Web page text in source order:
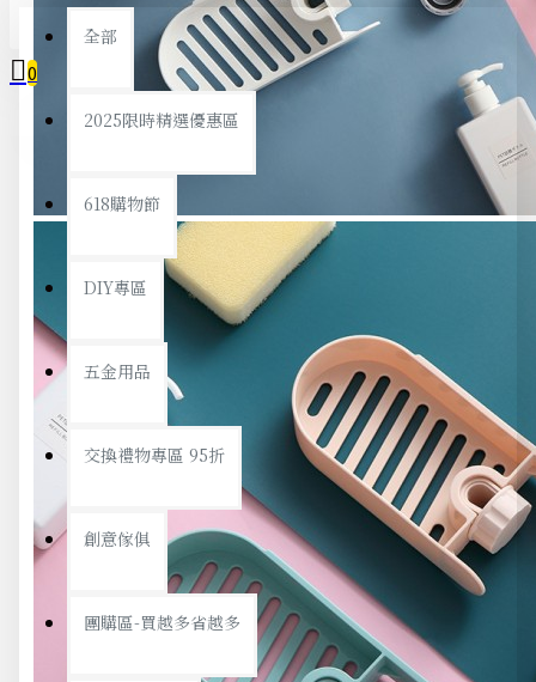
全部
2025限時精選優惠區
618購物節
DIY專區
五金用品
交換禮物專區 95折
創意傢俱
團購區-買越多省越多
0
您的購物車內沒有商品！